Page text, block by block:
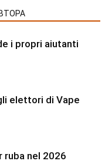
i propri aiutanti
elettori di Vape
ruba nel 2026